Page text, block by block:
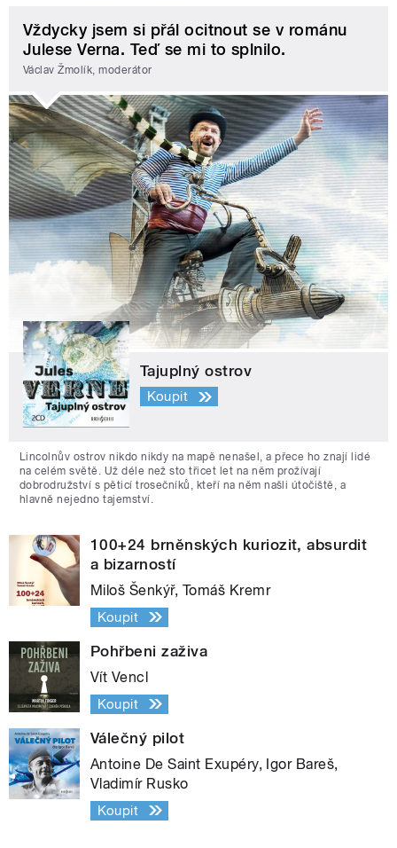
Vždycky jsem si přál ocitnout se v románu
Julese Verna. Teď se mi to splnilo.
Václav Žmolík, moderátor
Tajuplný ostrov
Koupit
Lincolnův ostrov nikdo nikdy na mapě nenašel, a přece ho znají lidé
na celém světě. Už déle než sto třicet let na něm prožívají
dobrodružství s pěticí trosečníků, kteří na něm našli útočiště, a
hlavně nejedno tajemství.
100+24 brněnských kuriozit, absurdit
a bizarností
Miloš Šenkýř, Tomáš Kremr
Koupit
Pohřbeni zaživa
Vít Vencl
Koupit
Válečný pilot
Antoine De Saint Exupéry, Igor Bareš,
Vladimír Rusko
Koupit